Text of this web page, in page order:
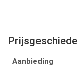
Aanbieding